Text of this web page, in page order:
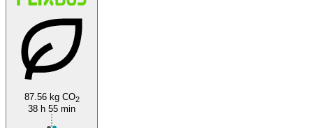
87.56 kg CO2
38 h 55 min